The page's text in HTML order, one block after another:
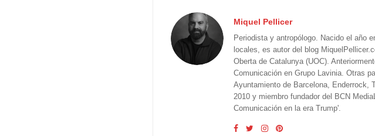
Miquel Pellicer
Periodista y antropólogo. Nacido el año
locales, es autor del blog
Oberta de Catalunya (UOC).
Comunicación en Grupo Lavinia. Otras
Ayuntamiento de Barcelona, Enderrock,
2010 y miembro fundador del BCN
Comunicación en la era Trump'.